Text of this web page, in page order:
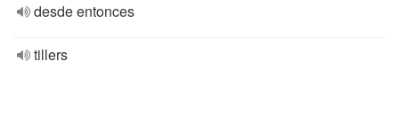
desde entonces
tillers